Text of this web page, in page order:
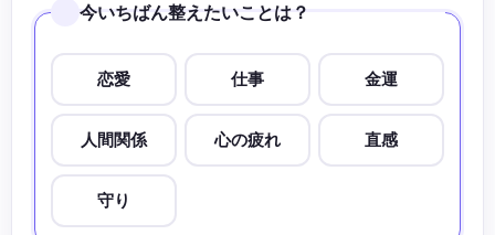
今いちばん整えたいことは？
恋愛 仕事 金運
人間関係 心の疲れ 直感
守り